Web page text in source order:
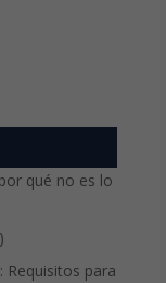
qué no es lo
Requisitos para